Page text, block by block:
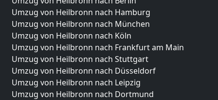
Umzug von Heilbronn nach Hamburg
Umzug von Heilbronn nach München
Umzug von Heilbronn nach Köln
Umzug von Heilbronn nach Frankfurt am Main
Umzug von Heilbronn nach Stuttgart
Umzug von Heilbronn nach Düsseldorf
Umzug von Heilbronn nach Leipzig
Umzug von Heilbronn nach Dortmund